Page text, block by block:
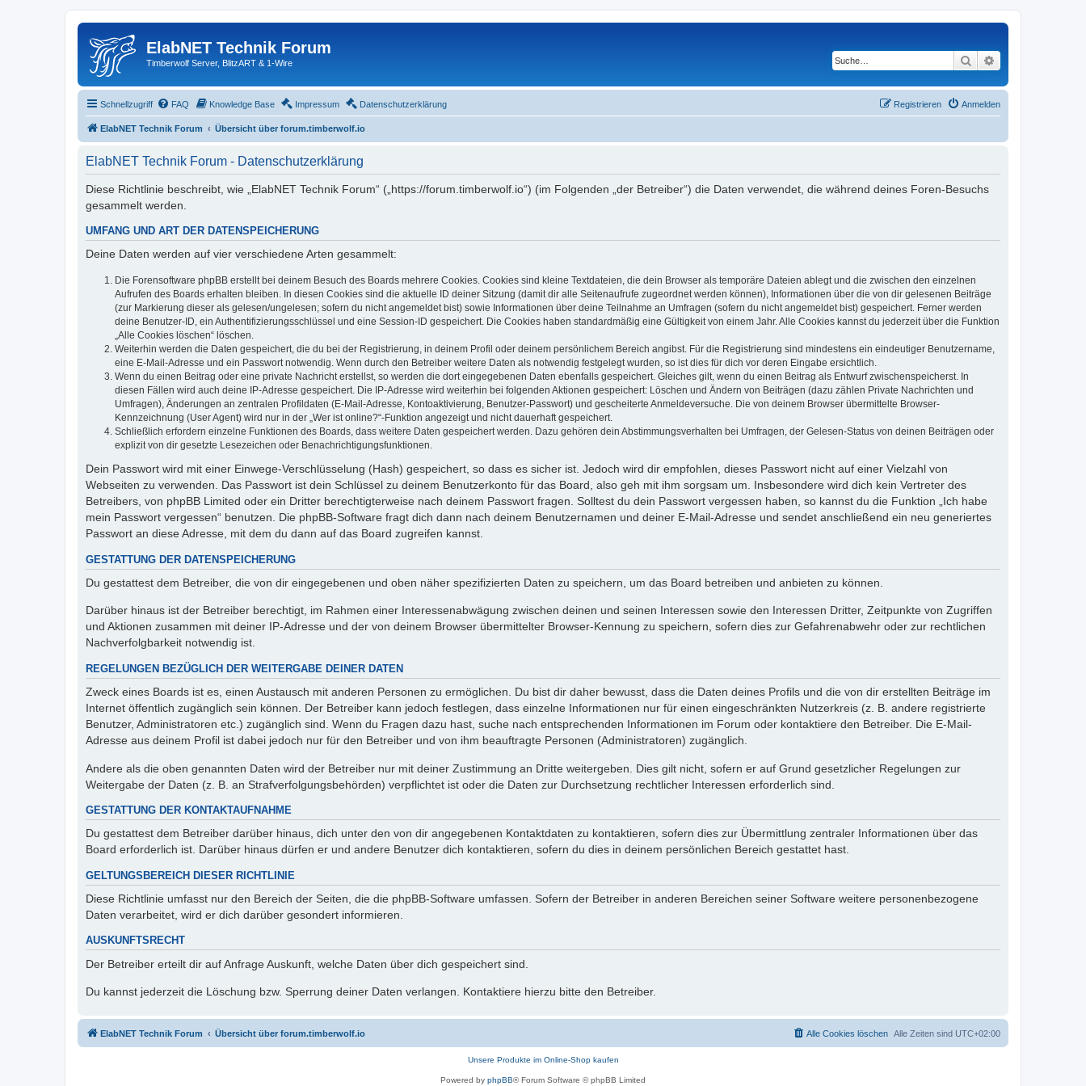
ElabNET Technik Forum
Timberwolf Server, BlitzART & 1-Wire Suche
Schnellzugriff FAQ Knowledge Base Impressum Datenschutzerklärung Anmelden
Registrieren
ElabNET Technik Forum Übersicht über forum.timberwolf.io
ElabNET Technik Forum - Datenschutzerklärung
Diese Richtlinie beschreibt, wie „ElabNET Technik Forum“ („https://forum.timberwolf.io“) (im Folgenden „der Betreiber“) die Daten verwendet, die während deines Foren-Besuchs
gesammelt werden.
UMFANG UND ART DER DATENSPEICHERUNG
Deine Daten werden auf vier verschiedene Arten gesammelt:
Die Forensoftware phpBB erstellt bei deinem Besuch des Boards mehrere Cookies. Cookies sind kleine Textdateien, die dein Browser als temporäre Dateien ablegt und die zwischen den einzelnen
Aufrufen des Boards erhalten bleiben. In diesen Cookies sind die aktuelle ID deiner Sitzung (damit dir alle Seitenaufrufe zugeordnet werden können), Informationen über die von dir gelesenen Beiträge
(zur Markierung dieser als gelesen/ungelesen; sofern du nicht angemeldet bist) sowie Informationen über deine Teilnahme an Umfragen (sofern du nicht angemeldet bist) gespeichert. Ferner werden
deine Benutzer-ID, ein Authentifizierungsschlüssel und eine Session-ID gespeichert. Die Cookies haben standardmäßig eine Gültigkeit von einem Jahr. Alle Cookies kannst du jederzeit über die Funktion
„Alle Cookies löschen“ löschen.
Weiterhin werden die Daten gespeichert, die du bei der Registrierung, in deinem Profil oder deinem persönlichem Bereich angibst. Für die Registrierung sind mindestens ein eindeutiger Benutzername,
eine E-Mail-Adresse und ein Passwort notwendig. Wenn durch den Betreiber weitere Daten als notwendig festgelegt wurden, so ist dies für dich vor deren Eingabe ersichtlich.
Wenn du einen Beitrag oder eine private Nachricht erstellst, so werden die dort eingegebenen Daten ebenfalls gespeichert. Gleiches gilt, wenn du einen Beitrag als Entwurf zwischenspeicherst. In
diesen Fällen wird auch deine IP-Adresse gespeichert. Die IP-Adresse wird weiterhin bei folgenden Aktionen gespeichert: Löschen und Ändern von Beiträgen (dazu zählen Private Nachrichten und
Umfragen), Änderungen an zentralen Profildaten (E-Mail-Adresse, Kontoaktivierung, Benutzer-Passwort) und gescheiterte Anmeldeversuche. Die von deinem Browser übermittelte Browser-
Kennzeichnung (User Agent) wird nur in der „Wer ist online?“-Funktion angezeigt und nicht dauerhaft gespeichert.
Schließlich erfordern einzelne Funktionen des Boards, dass weitere Daten gespeichert werden. Dazu gehören dein Abstimmungsverhalten bei Umfragen, der Gelesen-Status von deinen Beiträgen oder
explizit von dir gesetzte Lesezeichen oder Benachrichtigungsfunktionen.
Dein Passwort wird mit einer Einwege-Verschlüsselung (Hash) gespeichert, so dass es sicher ist. Jedoch wird dir empfohlen, dieses Passwort nicht auf einer Vielzahl von
Webseiten zu verwenden. Das Passwort ist dein Schlüssel zu deinem Benutzerkonto für das Board, also geh mit ihm sorgsam um. Insbesondere wird dich kein Vertreter des
Betreibers, von phpBB Limited oder ein Dritter berechtigterweise nach deinem Passwort fragen. Solltest du dein Passwort vergessen haben, so kannst du die Funktion „Ich habe
mein Passwort vergessen“ benutzen. Die phpBB-Software fragt dich dann nach deinem Benutzernamen und deiner E-Mail-Adresse und sendet anschließend ein neu generiertes
Passwort an diese Adresse, mit dem du dann auf das Board zugreifen kannst.
GESTATTUNG DER DATENSPEICHERUNG
Du gestattest dem Betreiber, die von dir eingegebenen und oben näher spezifizierten Daten zu speichern, um das Board betreiben und anbieten zu können.
Darüber hinaus ist der Betreiber berechtigt, im Rahmen einer Interessenabwägung zwischen deinen und seinen Interessen sowie den Interessen Dritter, Zeitpunkte von Zugriffen
und Aktionen zusammen mit deiner IP-Adresse und der von deinem Browser übermittelter Browser-Kennung zu speichern, sofern dies zur Gefahrenabwehr oder zur rechtlichen
Nachverfolgbarkeit notwendig ist.
REGELUNGEN BEZÜGLICH DER WEITERGABE DEINER DATEN
Zweck eines Boards ist es, einen Austausch mit anderen Personen zu ermöglichen. Du bist dir daher bewusst, dass die Daten deines Profils und die von dir erstellten Beiträge im
Internet öffentlich zugänglich sein können. Der Betreiber kann jedoch festlegen, dass einzelne Informationen nur für einen eingeschränkten Nutzerkreis (z. B. andere registrierte
Benutzer, Administratoren etc.) zugänglich sind. Wenn du Fragen dazu hast, suche nach entsprechenden Informationen im Forum oder kontaktiere den Betreiber. Die E-Mail-
Adresse aus deinem Profil ist dabei jedoch nur für den Betreiber und von ihm beauftragte Personen (Administratoren) zugänglich.
Andere als die oben genannten Daten wird der Betreiber nur mit deiner Zustimmung an Dritte weitergeben. Dies gilt nicht, sofern er auf Grund gesetzlicher Regelungen zur
Weitergabe der Daten (z. B. an Strafverfolgungsbehörden) verpflichtet ist oder die Daten zur Durchsetzung rechtlicher Interessen erforderlich sind.
GESTATTUNG DER KONTAKTAUFNAHME
Du gestattest dem Betreiber darüber hinaus, dich unter den von dir angegebenen Kontaktdaten zu kontaktieren, sofern dies zur Übermittlung zentraler Informationen über das
Board erforderlich ist. Darüber hinaus dürfen er und andere Benutzer dich kontaktieren, sofern du dies in deinem persönlichen Bereich gestattet hast.
GELTUNGSBEREICH DIESER RICHTLINIE
Diese Richtlinie umfasst nur den Bereich der Seiten, die die phpBB-Software umfassen. Sofern der Betreiber in anderen Bereichen seiner Software weitere personenbezogene
Daten verarbeitet, wird er dich darüber gesondert informieren.
AUSKUNFTSRECHT
Der Betreiber erteilt dir auf Anfrage Auskunft, welche Daten über dich gespeichert sind.
Du kannst jederzeit die Löschung bzw. Sperrung deiner Daten verlangen. Kontaktiere hierzu bitte den Betreiber.
ElabNET Technik Forum Übersicht über forum.timberwolf.io Alle Zeiten sind UTC+02:00
Alle Cookies löschen
Unsere Produkte im Online-Shop kaufen
Powered by phpBB® Forum Software © phpBB Limited